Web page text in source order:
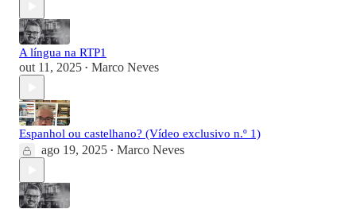
A língua na RTP1
out 11, 2025 • Marco Neves
Espanhol ou castelhano? (Vídeo exclusivo n.º 1)
ago 19, 2025 • Marco Neves